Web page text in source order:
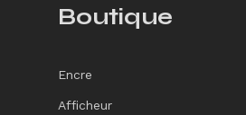
Boutique
Encre
Afficheur